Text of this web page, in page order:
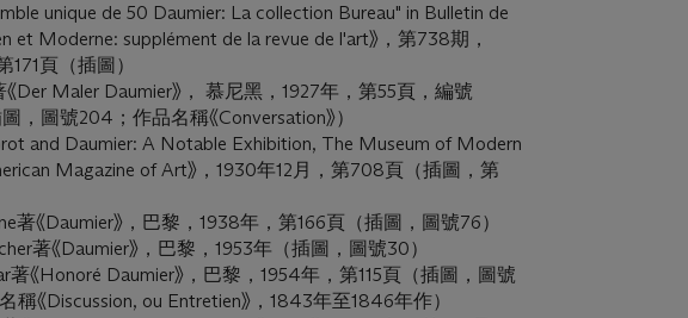
unique de 50 Daumier: La collection Bureau" in Bulletin de
et Moderne: supplément de la revue de l'art》，第738期，
171頁（插圖）
《Der Maler Daumier》， 慕尼黑，1927年，第55頁，編號
，圖號204；作品名稱《Conversation》）
and Daumier: A Notable Exhibition, The Museum of Modern
Magazine of Art》，1930年12月，第708頁（插圖，第
著《Daumier》，巴黎，1938年，第166頁（插圖，圖號76）
著《Daumier》，巴黎，1953年（插圖，圖號30）
著《Honoré Daumier》，巴黎，1954年，第115頁（插圖，圖號
稱《Discussion, ou Entretien》，1843年至1846年作）